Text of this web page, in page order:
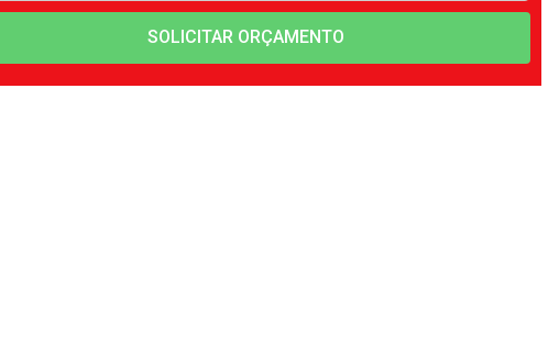
SOLICITAR ORÇAMENTO